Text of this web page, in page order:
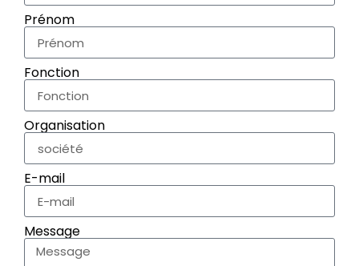
Prénom
Fonction
Organisation
E-mail
Message